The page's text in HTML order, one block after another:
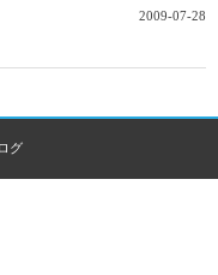
2009-07-28
グ